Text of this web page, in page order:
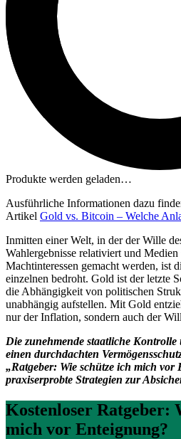
Produkte werden geladen…
Ausführliche Informationen dazu
Artikel Gold vs. Bitcoin – Welche
Inmitten einer Welt, in der der Wille
Wahlergebnisse relativiert und
Machtinteressen gemacht werden, ist
einzelnen bedroht. Gold ist der letzte
die Abhängigkeit von politischen
unabhängig aufstellen. Mit Gold
nur der Inflation, sondern auch der
Die zunehmende staatliche Kontrolle
einen durchdachten
„Ratgeber: Wie schütze ich mich
praxiserprobte Strategien zur
Kostenloser Ratgeber:
mich vor Enteignung?